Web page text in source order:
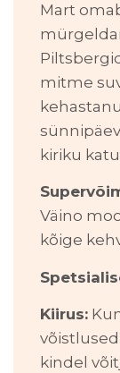
Mart
mitme
kiriku
Väino
kõige
Kiirus:
kindel